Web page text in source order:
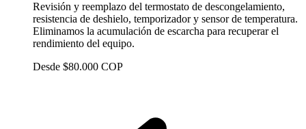
Revisión y reemplazo del termostato de descongelamiento,
resistencia de deshielo, temporizador y sensor de temperatura.
Eliminamos la acumulación de escarcha para recuperar el
rendimiento del equipo.
Desde $80.000 COP